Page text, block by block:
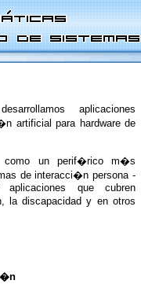
aplicaciones
artificial para hardware de
como un perif�rico m�s
de interacci�n persona -
que cubren
la discapacidad y en otros